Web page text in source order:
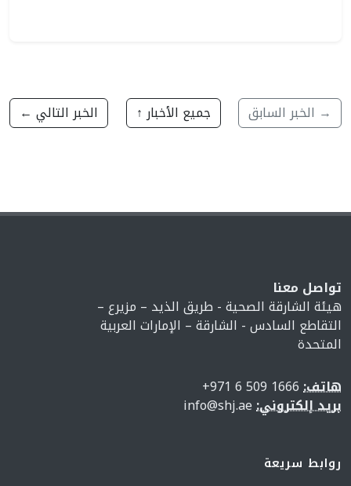
→ الخبر السابق جميع الأخبار ↑ الخبر التالي ←
تواصل معنا
هيئة الشارقة الصحية - طريق الذيد – مزيرع –
التقاطع السادس - الشارقة – الإمارات العربية
المتحدة
هاتف:
بريد إلكتروني:
روابط سريعة